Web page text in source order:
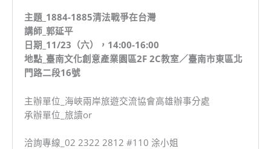
主題_1884-1885清法戰爭在台灣
講師_郭延平
日期_11/23（六），14:00-16:00
地點_臺南文化創意產業園區2F 2C教室／臺南市東區北
門路二段16號
主辦單位_海峽兩岸旅遊交流協會高雄辦事分處
承辦單位_旅讀or
洽詢專線_02 2322 2812 #110 涂小姐